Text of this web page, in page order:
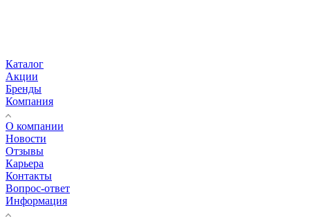
Каталог
Акции
Бренды
Компания
О компании
Новости
Отзывы
Карьера
Контакты
Вопрос-ответ
Информация